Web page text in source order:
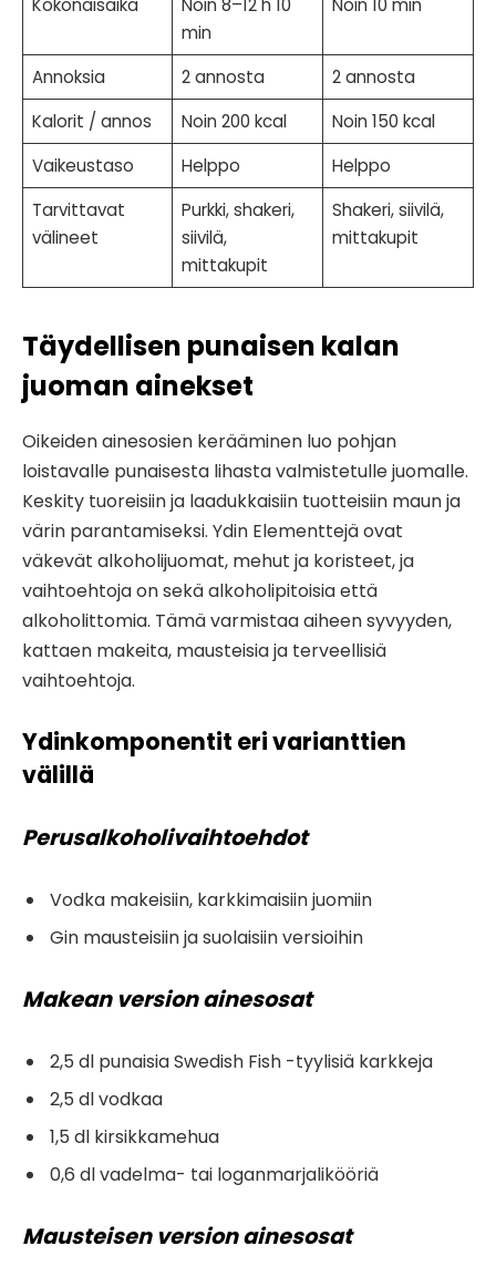
Kokonaisaika
Noin 8–12 h 10
min
Noin 10 min
Annoksia 2 annosta
2 annosta
Kalorit / annos
Noin 200 kcal
Noin 150 kcal
Vaikeustaso
Helppo
Helppo
Tarvittavat
välineet
Purkki, shakeri,
siivilä,
mittakupit
Shakeri, siivilä,
mittakupit
Täydellisen punaisen kalan
juoman ainekset
Oikeiden ainesosien kerääminen luo pohjan
loistavalle punaisesta lihasta valmistetulle juomalle.
Keskity tuoreisiin ja laadukkaisiin tuotteisiin maun ja
värin parantamiseksi. Ydin Elementtejä ovat
väkevät alkoholijuomat, mehut ja koristeet, ja
vaihtoehtoja on sekä alkoholipitoisia että
alkoholittomia. Tämä varmistaa aiheen syvyyden,
kattaen makeita, mausteisia ja terveellisiä
vaihtoehtoja.
Ydinkomponentit eri varianttien
välillä
Perusalkoholivaihtoehdot
Vodka makeisiin, karkkimaisiin juomiin
Gin mausteisiin ja suolaisiin versioihin
Makean version ainesosat
2,5 dl punaisia Swedish Fish -tyylisiä karkkeja
2,5 dl vodkaa
1,5 dl kirsikkamehua
0,6 dl vadelma- tai loganmarjalikööriä
Mausteisen version ainesosat